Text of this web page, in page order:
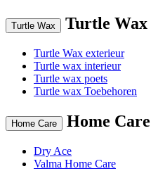
Turtle Wax Turtle Wax
Turtle Wax exterieur
Turtle wax interieur
Turtle wax poets
Turtle wax Toebehoren
Home Care Home Care
Dry Ace
Valma Home Care